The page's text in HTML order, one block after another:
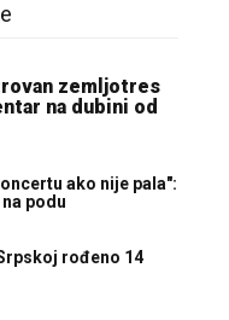
zemljotres
na dubini od
ako nije pala":
podu
rođeno 14